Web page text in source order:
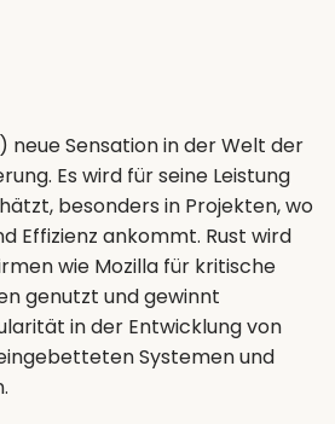
neue Sensation in der Welt der
Es wird für seine Leistung
besonders in Projekten, wo
Effizienz ankommt. Rust wird
wie Mozilla für kritische
genutzt und gewinnt
in der Entwicklung von
Systemen und